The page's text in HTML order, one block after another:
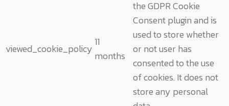
viewed_cookie_policy
11
months
the GDPR Cookie
Consent plugin and is
used to store whether
or not user has
consented to the use
of cookies. It does not
store any personal